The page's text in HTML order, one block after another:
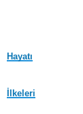
Hayatı
İlkeleri